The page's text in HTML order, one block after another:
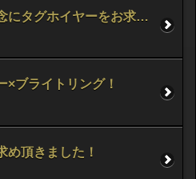
ご婚約の記念にタグホイヤーをお求め頂きました！
×ブライトリング！
め頂きました！